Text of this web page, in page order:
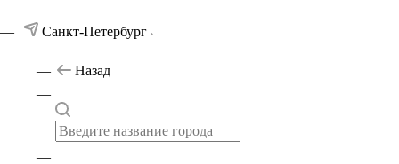
Санкт-Петербург
Назад